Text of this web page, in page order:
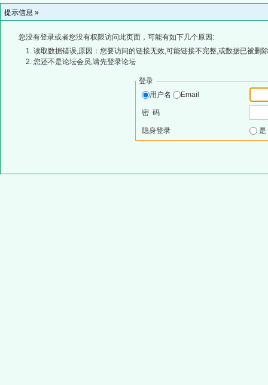
提示信息 »
您没有登录或者您没有权限访问此页面，可能有如下几个原因:
读取数据错误,原因：您要访问的链接无效,可能链接不完整,或数据已被删
您还不是论坛会员,请先登录论坛
登录
用户名
Email
密 码
隐身登录